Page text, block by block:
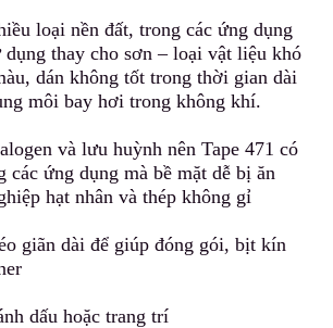
loại nền đất, trong các ứng dụng
dụng thay cho sơn – loại vật liệu khó
dán không tốt trong thời gian dài
môi bay hơi trong không khí.
và lưu huỳnh nên Tape 471 có
các ứng dụng mà bề mặt dễ bị ăn
hạt nhân và thép không gỉ
giãn dài để giúp đóng gói, bịt kín
dấu hoặc trang trí